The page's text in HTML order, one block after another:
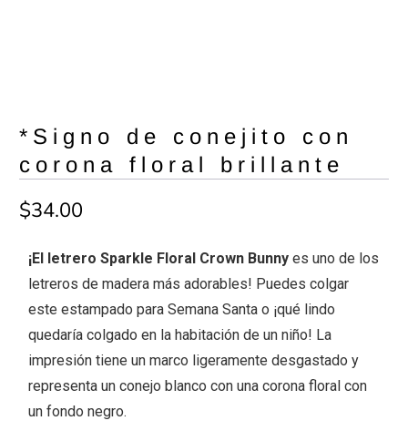
*Signo de conejito con
corona floral brillante
$34.00
¡El letrero Sparkle Floral Crown Bunny es uno de los
letreros de madera más adorables! Puedes colgar
este estampado para Semana Santa o ¡qué lindo
quedaría colgado en la habitación de un niño! La
impresión tiene un marco ligeramente desgastado y
representa un conejo blanco con una corona floral con
un fondo negro.